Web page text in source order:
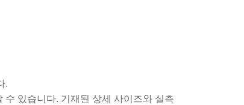
.
있습니다. 기재된 상세 사이즈와 실측